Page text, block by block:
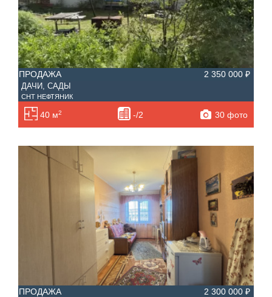
ПРОДАЖА 2 350 000 ₽
ДАЧИ, САДЫ
СНТ НЕФТЯНИК
40 м2 -/2 30 фото
ПРОДАЖА 2 300 000 ₽